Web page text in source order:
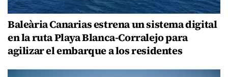
Baleària Canarias estrena un sistema digital
en la ruta Playa Blanca-Corralejo para
agilizar el embarque a los residentes